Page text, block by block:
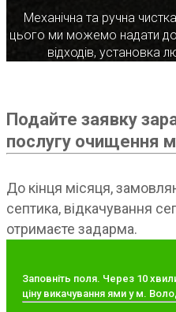
Механічна та ручна
цього ми можемо надати
відходів, установка
Подайте заявку
послугу очищення
До кінця місяця,
септика, відкачування
отримаєте задарма.
Заповніть поля. Через 10
ціну викачування ями у м.